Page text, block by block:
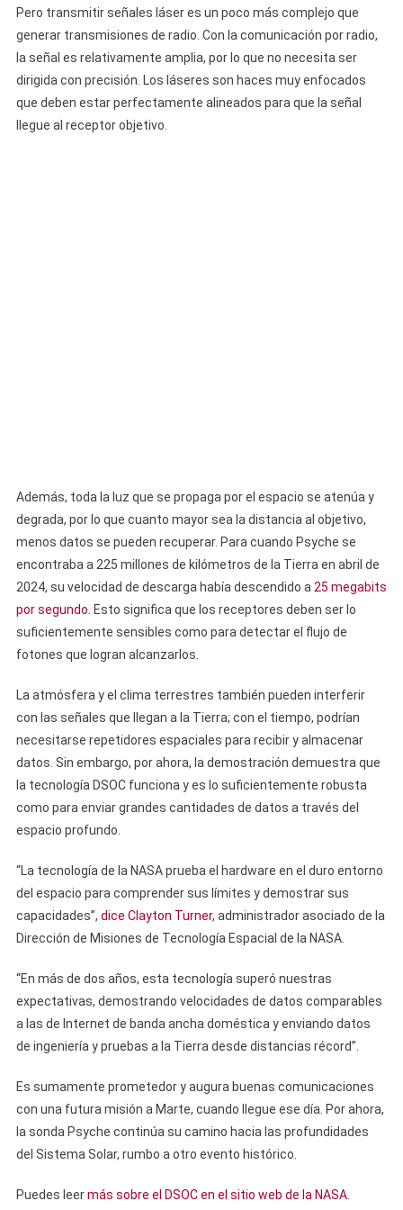
Pero transmitir señales láser es un poco más complejo que
generar transmisiones de radio. Con la comunicación por radio,
la señal es relativamente amplia, por lo que no necesita ser
dirigida con precisión. Los láseres son haces muy enfocados
que deben estar perfectamente alineados para que la señal
llegue al receptor objetivo.
Además, toda la luz que se propaga por el espacio se atenúa y
degrada, por lo que cuanto mayor sea la distancia al objetivo,
menos datos se pueden recuperar. Para cuando Psyche se
encontraba a 225 millones de kilómetros de la Tierra en abril de
2024, su velocidad de descarga había descendido a 25 megabits
por segundo . Esto significa que los receptores deben ser lo
suficientemente sensibles como para detectar el flujo de
fotones que logran alcanzarlos.
La atmósfera y el clima terrestres también pueden interferir
con las señales que llegan a la Tierra; con el tiempo, podrían
necesitarse repetidores espaciales para recibir y almacenar
datos. Sin embargo, por ahora, la demostración demuestra que
la tecnología DSOC funciona y es lo suficientemente robusta
como para enviar grandes cantidades de datos a través del
espacio profundo.
“La tecnología de la NASA prueba el hardware en el duro entorno
del espacio para comprender sus límites y demostrar sus
capacidades”, dice Clayton Turner, administrador asociado de la
Dirección de Misiones de Tecnología Espacial de la NASA.
“En más de dos años, esta tecnología superó nuestras
expectativas, demostrando velocidades de datos comparables
a las de Internet de banda ancha doméstica y enviando datos
de ingeniería y pruebas a la Tierra desde distancias récord”.
Es sumamente prometedor y augura buenas comunicaciones
con una futura misión a Marte, cuando llegue ese día. Por ahora,
la sonda Psyche continúa su camino hacia las profundidades
del Sistema Solar, rumbo a otro evento histórico.
Puedes leermás sobre el DSOC en el sitio web de la NASA.